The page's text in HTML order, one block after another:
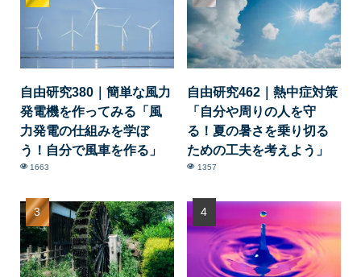
自由研究380｜簡単な風力
発電機を作ってみる「風
力発電の仕組みを学ぼ
う！自分で風車を作る」
1663
自由研究462｜熱中症対策
「自分や周りの人を守
る！夏の暑さを乗り切る
ための工夫を考えよう」
1357